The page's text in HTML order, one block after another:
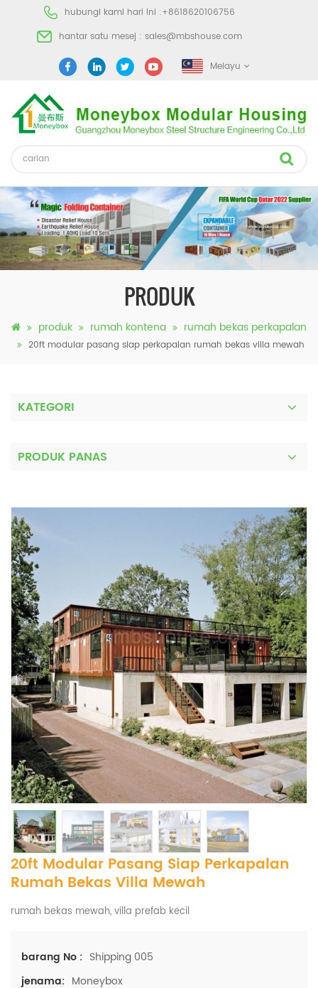
hubungi kami hari ini :+8618620106756
hantar satu mesej : sales@mbshouse.com
Melayu
PRODUK
produk rumah kontena rumah bekas perkapalan
20ft modular pasang siap perkapalan rumah bekas villa mewah
KATEGORI
PRODUK PANAS
20ft Modular Pasang Siap Perkapalan
Rumah Bekas Villa Mewah
rumah bekas mewah, villa prefab kecil
barang No : Shipping 005
jenama: Moneybox